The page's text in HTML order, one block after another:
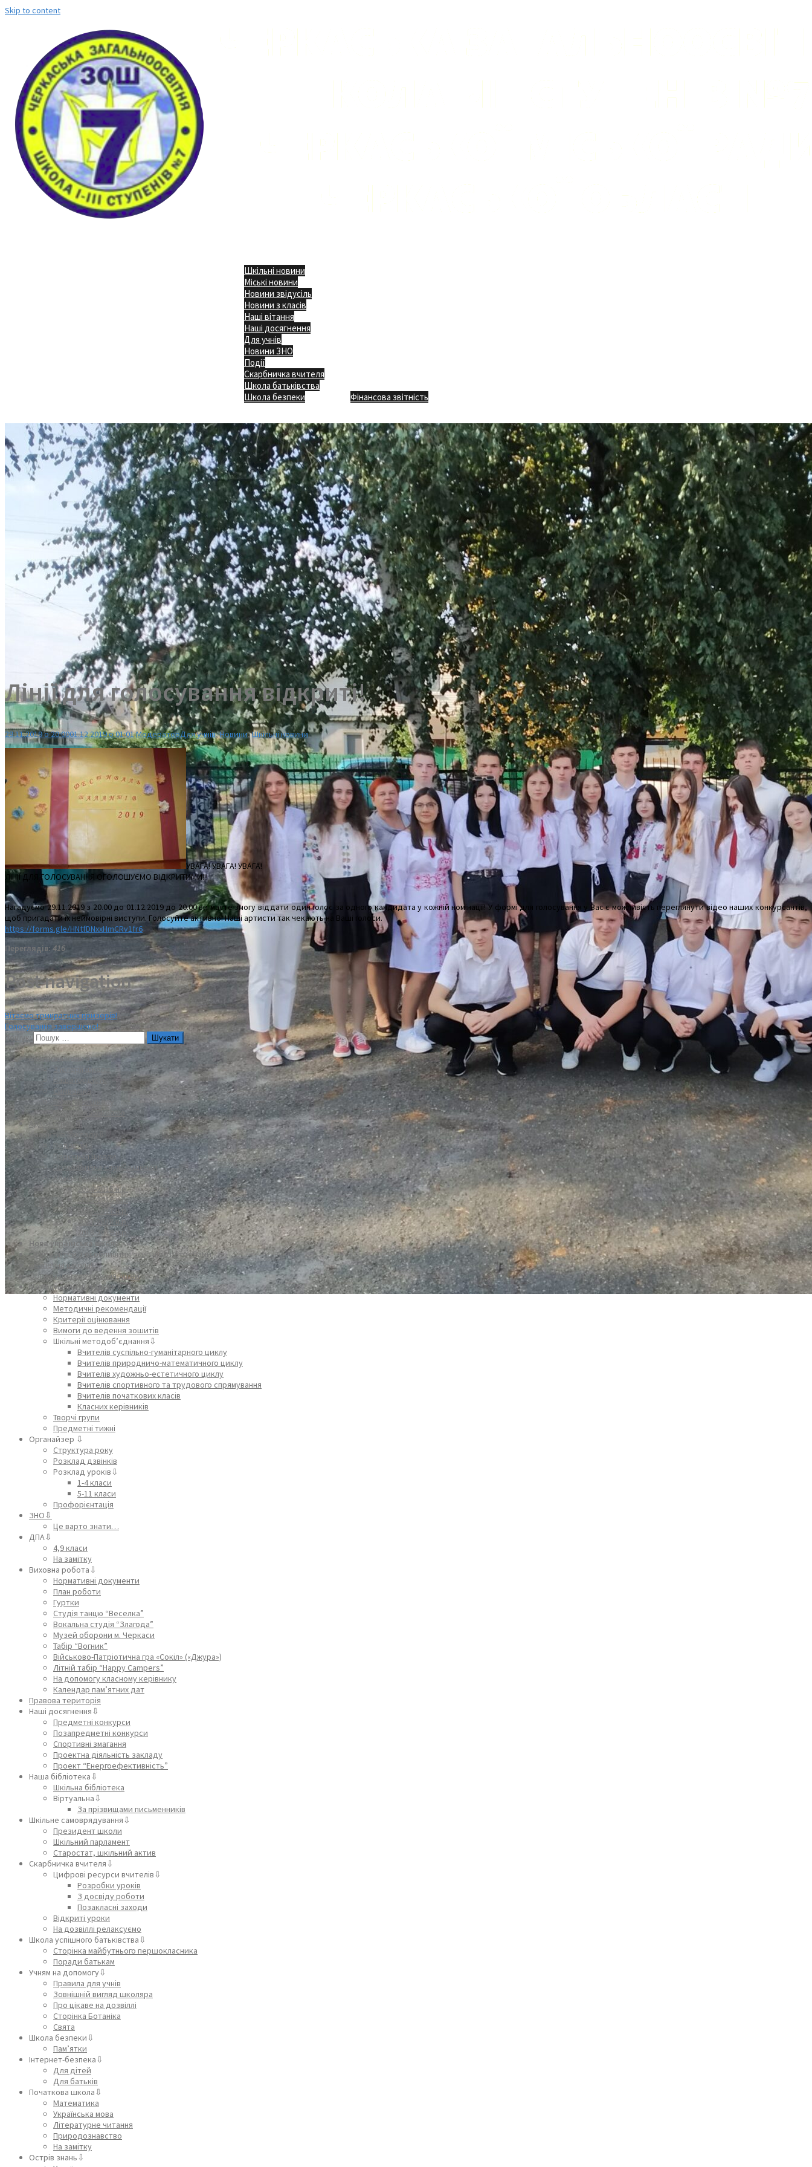
Skip to content
Шкільні новини
Міські новини
Новини звідусіль
Новини з класів
Наші вітання
Наші досягнення
Для учнів
Новини ЗНО
Події
Скарбничка вчителя
Школа батьківства
Школа безпеки
Фінансова звітність
Лінії для голосування відкриті!
29.11.2019 о 20:0001.12.2019 о 01:01МодераторДля учнів,Новини,Шкільні новини
УВАГА! УВАГА! УВАГА!
ЛІНІЇ ДЛЯ ГОЛОСУВАННЯ ОГОЛОШУЄМО ВІДКРИТИМИ!!!
Нагадуємо 29.11.2019 з 20.00 до 01.12.2019 до 20.00 ви маєте змогу віддати один голос за одного кандидата у кожній номінації! У формі для голосування у Вас є можливість переглянути відео наших конкурсантів,
щоб пригадати їх неймовірні виступи. Голосуйте активно! Наші артисти так чекають на Ваші голоси.
https://forms.gle/HNtfDNxxHmCRv1fr6
Переглядів: 416
Post navigation
Вітаємо трикратних призерів!
Голосування завершено!
Пошук:
Візитка школи⇩
З історії школи
Наша гордість
Символіка
Пісня про школу
Мандрівка школою
Адміністрація
Колектив закладу⇩
Педагоги
Персонал школи
Психологічна служба школи
Класні колективи⇩
2014-2015 н.р.
2015-2016 н.р.
2016-2017 н.р.
2017-2018 н.р.
2018-2019 н.р.
Нова українська школа
Освіта дітей з особливими освітніми потребами
Безпечна школа!
Організація харчування дітей
Методичний порадник⇩
Нормативні документи
Методичні рекомендації
Критерії оцінювання
Вимоги до ведення зошитів
Шкільні методоб’єднання⇩
Вчителів суспільно-гуманітарного циклу
Вчителів природничо-математичного циклу
Вчителів художньо-естетичного циклу
Вчителів спортивного та трудового спрямування
Вчителів початкових класів
Класних керівників
Творчі групи
Предметні тижні
Органайзер ⇩
Структура року
Розклад дзвінків
Розклад уроків⇩
1-4 класи
5-11 класи
Профорієнтація
ЗНО⇩
Це варто знати…
ДПА⇩
4,9 класи
На замітку
Виховна робота⇩
Нормативні документи
План роботи
Гуртки
Студія танцю “Веселка”
Вокальна студія “Злагода”
Музей оборони м. Черкаси
Табір “Вогник”
Військово-Патріотична гра «Сокіл» («Джура»)
Літній табір “Happy Campers”
На допомогу класному керівнику
Календар пам’ятних дат
Правова територія
Наші досягнення⇩
Предметні конкурси
Позапредметні конкурси
Спортивні змагання
Проектна діяльність закладу
Проект “Енергоефективність”
Наша бібліотека⇩
Шкільна бібліотека
Віртуальна⇩
За прізвищами письменників
Шкільне самоврядування⇩
Президент школи
Шкільний парламент
Старостат, шкільний актив
Скарбничка вчителя⇩
Цифрові ресурси вчителів⇩
Розробки уроків
З досвіду роботи
Позакласні заходи
Відкриті уроки
На дозвіллі релаксуємо
Школа успішного батьківства⇩
Сторінка майбутнього першокласника
Поради батькам
Учням на допомогу⇩
Правила для учнів
Зовнішній вигляд школяра
Про цікаве на дозвіллі
Сторінка Ботаніка
Свята
Школа безпеки⇩
Пам’ятки
Інтернет-безпека⇩
Для дітей
Для батьків
Початкова школа⇩
Математика
Українська мова
Літературне читання
Природознавство
На замітку
Острів знань⇩